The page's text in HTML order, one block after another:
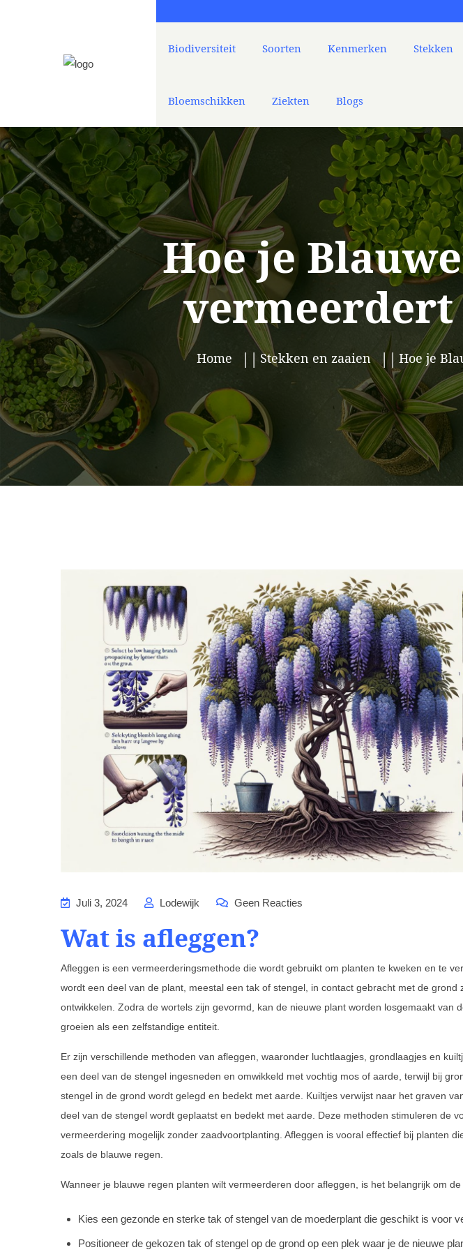
Biodiversiteit Soorten Kenmerken Stekken
Bloemschikken Ziekten Blogs
Hoe je
vermeerdert
Home Stekken en zaaien Hoe je
Juli 3, 2024 Lodewijk Geen Reacties
Wat is afleggen?
Afleggen is een vermeerderingsmethode die wordt gebruikt om planten te kweken en te
wordt een deel van de plant, meestal een tak of stengel, in contact gebracht met de grond
ontwikkelen. Zodra de wortels zijn gevormd, kan de nieuwe plant worden losgemaakt van
groeien als een zelfstandige entiteit.
Er zijn verschillende methoden van afleggen, waaronder luchtlaagjes, grondlaagjes en
een deel van de stengel ingesneden en omwikkeld met vochtig mos of aarde, terwijl bij
stengel in de grond wordt gelegd en bedekt met aarde. Kuiltjes verwijst naar het graven
deel van de stengel wordt geplaatst en bedekt met aarde. Deze methoden stimuleren de
vermeerdering mogelijk zonder zaadvoortplanting. Afleggen is vooral effectief bij planten
zoals de blauwe regen.
Wanneer je blauwe regen planten wilt vermeerderen door afleggen, is het belangrijk om
Kies een gezonde en sterke tak of stengel van de moederplant die geschikt is voor
Positioneer de gekozen tak of stengel op de grond op een plek waar je de nieuwe